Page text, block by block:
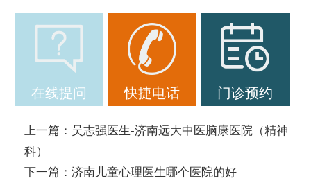
在线提问 快捷电话 门诊预约
上一篇： 吴志强医生-济南远大中医脑康医院（精神
科）
下一篇： 济南儿童心理医生哪个医院的好